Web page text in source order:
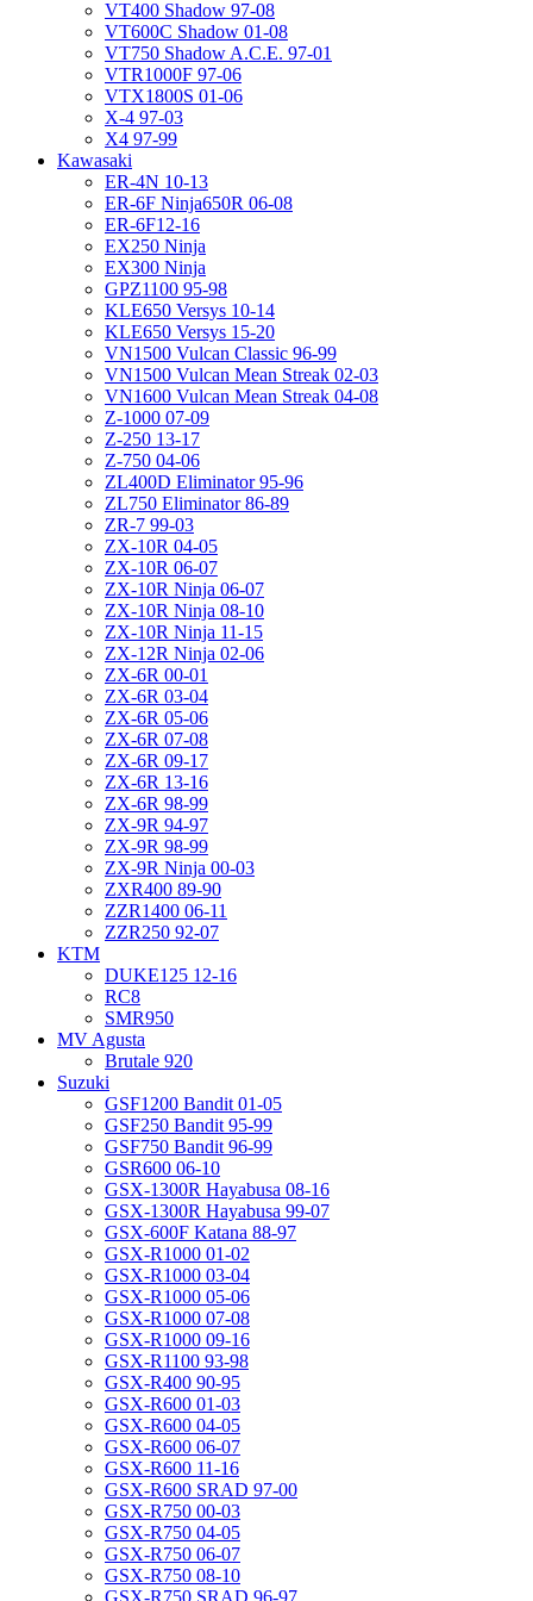
VT400 Shadow 97-08
VT600C Shadow 01-08
VT750 Shadow A.C.E. 97-01
VTR1000F 97-06
VTX1800S 01-06
X-4 97-03
X4 97-99
Kawasaki
ER-4N 10-13
ER-6F Ninja650R 06-08
ER-6F12-16
EX250 Ninja
EX300 Ninja
GPZ1100 95-98
KLE650 Versys 10-14
KLE650 Versys 15-20
VN1500 Vulcan Classic 96-99
VN1500 Vulcan Mean Streak 02-03
VN1600 Vulcan Mean Streak 04-08
Z-1000 07-09
Z-250 13-17
Z-750 04-06
ZL400D Eliminator 95-96
ZL750 Eliminator 86-89
ZR-7 99-03
ZX-10R 04-05
ZX-10R 06-07
ZX-10R Ninja 06-07
ZX-10R Ninja 08-10
ZX-10R Ninja 11-15
ZX-12R Ninja 02-06
ZX-6R 00-01
ZX-6R 03-04
ZX-6R 05-06
ZX-6R 07-08
ZX-6R 09-17
ZX-6R 13-16
ZX-6R 98-99
ZX-9R 94-97
ZX-9R 98-99
ZX-9R Ninja 00-03
ZXR400 89-90
ZZR1400 06-11
ZZR250 92-07
KTM
DUKE125 12-16
RC8
SMR950
MV Agusta
Brutale 920
Suzuki
GSF1200 Bandit 01-05
GSF250 Bandit 95-99
GSF750 Bandit 96-99
GSR600 06-10
GSX-1300R Hayabusa 08-16
GSX-1300R Hayabusa 99-07
GSX-600F Katana 88-97
GSX-R1000 01-02
GSX-R1000 03-04
GSX-R1000 05-06
GSX-R1000 07-08
GSX-R1000 09-16
GSX-R1100 93-98
GSX-R400 90-95
GSX-R600 01-03
GSX-R600 04-05
GSX-R600 06-07
GSX-R600 11-16
GSX-R600 SRAD 97-00
GSX-R750 00-03
GSX-R750 04-05
GSX-R750 06-07
GSX-R750 08-10